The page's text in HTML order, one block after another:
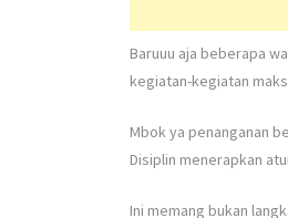
Baruuu aja beberapa
kegiatan-kegiatan
Mbok ya penanganan
Disiplin menerapkan
Ini memang bukan